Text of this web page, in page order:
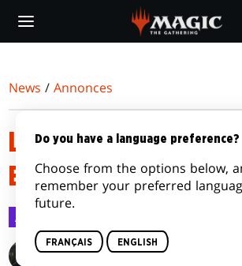
main
News /Annonces
LISTES DE DECKS
BLOOMBURROW
Annonces
Clayton Kroh
Do you have a language preference?
Choose from the options below,
remember your preferred
future.
FRANÇAIS ENGLISH